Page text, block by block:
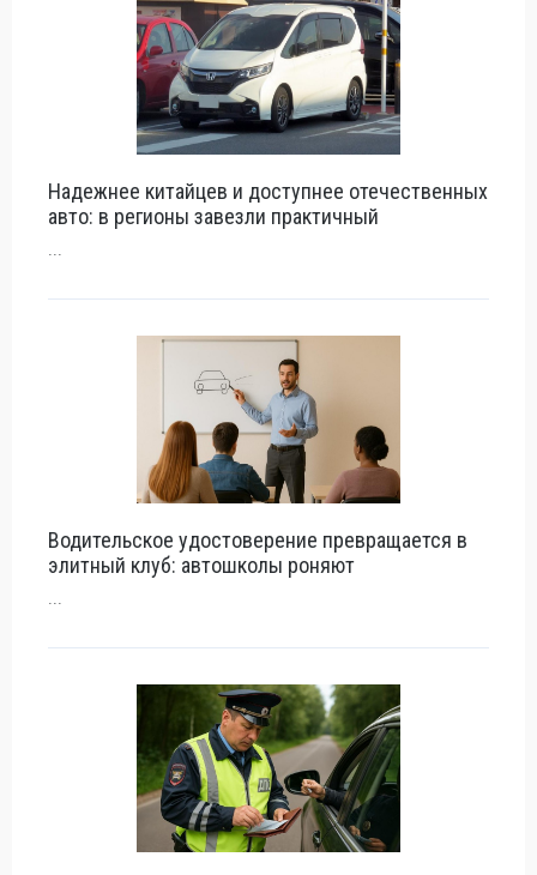
Надежнее китайцев и доступнее отечественных
авто: в регионы завезли практичный
...
Водительское удостоверение превращается в
элитный клуб: автошколы роняют
...